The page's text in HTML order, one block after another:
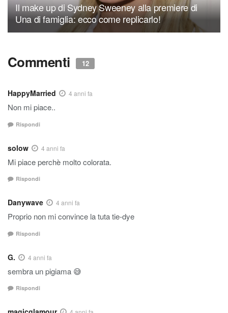
Il make up di Sydney Sweeney alla premiere di
Una di famiglia: ecco come replicarlo!
Commenti 12
HappyMarried 4 anni fa
Non mi piace..
Rispondi
solow 4 anni fa
Mi piace perchè molto colorata.
Rispondi
Danywave 4 anni fa
Proprio non mi convince la tuta tie-dye
Rispondi
G. 4 anni fa
sembra un pigiama 😅
Rispondi